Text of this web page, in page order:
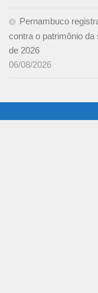
Pernambuco
contra o patrimônio
de 2026
06/08/2026